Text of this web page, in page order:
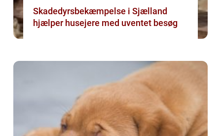
Skadedyrsbekæmpelse i Sjælland
hjælper husejere med uventet besøg